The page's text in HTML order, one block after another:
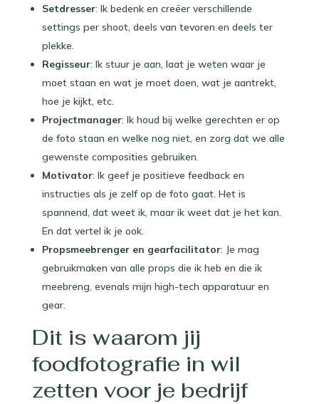
Setdresser: Ik bedenk en creëer verschillende
settings per shoot, deels van tevoren en deels ter
plekke.
Regisseur: Ik stuur je aan, laat je weten waar je
moet staan en wat je moet doen, wat je aantrekt,
hoe je kijkt, etc.
Projectmanager: Ik houd bij welke gerechten er op
de foto staan en welke nog niet, en zorg dat we alle
gewenste composities gebruiken.
Motivator: Ik geef je positieve feedback en
instructies als je zelf op de foto gaat. Het is
spannend, dat weet ik, maar ik weet dat je het kan.
En dat vertel ik je ook.
Propsmeebrenger en gearfacilitator: Je mag
gebruikmaken van alle props die ik heb en die ik
meebreng, evenals mijn high-tech apparatuur en
gear.
Dit is waarom jij
foodfotografie in wil
zetten voor je bedrijf